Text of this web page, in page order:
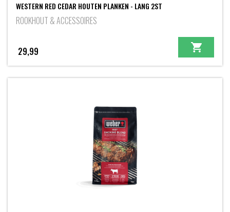
WESTERN RED CEDAR HOUTEN PLANKEN - LANG 2ST
ROOKHOUT & ACCESSOIRES
29,99